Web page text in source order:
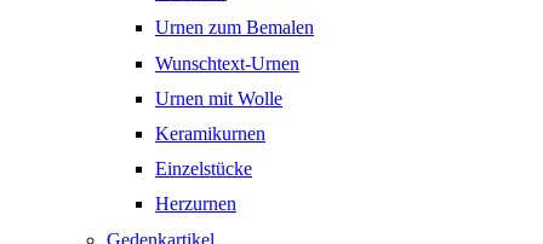
Urnen zum Bemalen
Wunschtext-Urnen
Urnen mit Wolle
Keramikurnen
Einzelstücke
Herzurnen
Gedenkartikel